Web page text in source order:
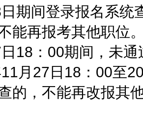
期间登录报名系统
能再报考其他职位
18：00期间，未
月27日18：00至
的，不能再改报其